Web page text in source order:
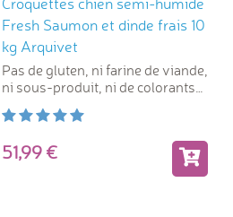
Fresh Saumon et dinde frais 10
kg Arquivet
Pas de gluten, ni farine de viande,
ni sous-produit, ni de colorants
51,99